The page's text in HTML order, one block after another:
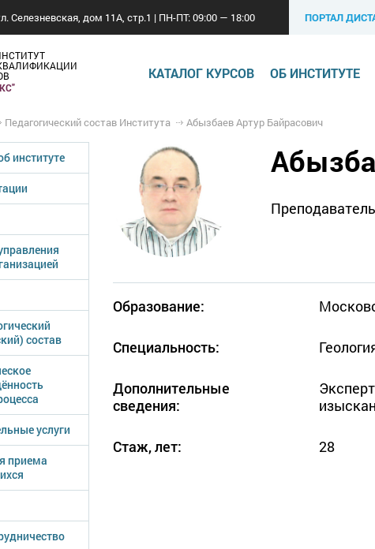
Селезневская, дом 11А, стр.1 | ПН-ПТ: 09:00 — 18:00 ПОРТАЛ
КАТАЛОГ КУРСОВ ОБ ИНСТИТУТЕ
Педагогический состав Института Абызбаев Артур Байрасович
Образование:
Специальность:
Дополнительные
сведения:
Стаж, лет: 28
институте
состав
услуги
приема